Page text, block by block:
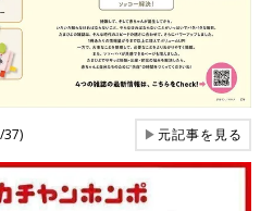
37) ▶元記事を見る